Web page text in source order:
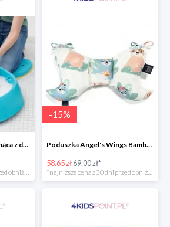
Skip Hop Wanienka rosnąca z dzieckiem Wielorybek
*najniższa cena z 30 dni przed obniżką
-15%
Poduszka Angel's Wings Bamboo Yoga candy sloths La Millou -15%
58.65 zł69.00 zł*
*najniższa cena z 30 dni przed obniżką